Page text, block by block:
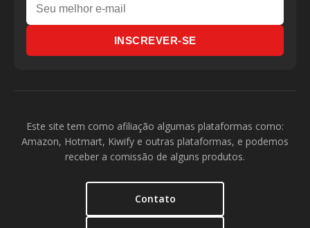
INSCREVER-SE
Este site tem como afiliação algumas plataformas como:
Amazon, Hotmart, Kiwify e outras plataformas, e podemos
receber a comissão de alguns produtos.
Contato